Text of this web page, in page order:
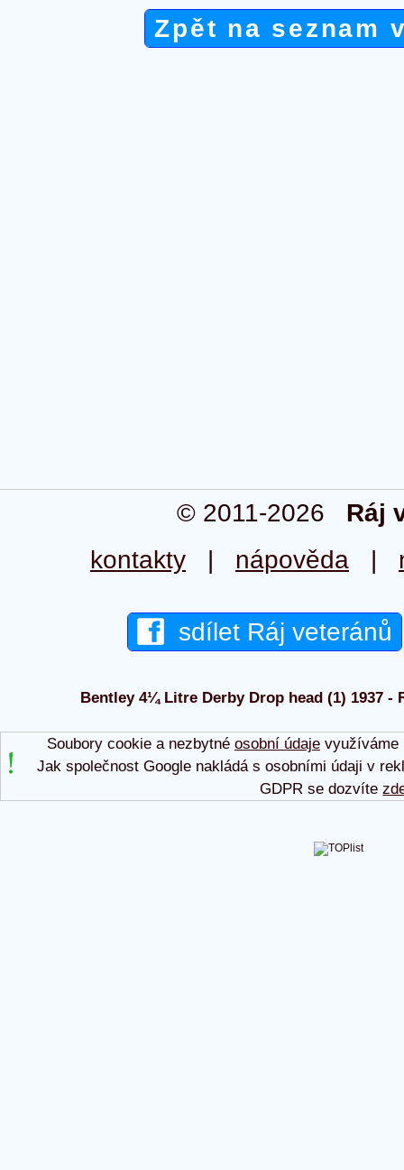
Zpět na seznam
© 2011-2026 Ráj
kontakty | nápověda |
sdílet Ráj veteránů
Bentley 4¼ Litre Derby Drop head (1) 1937 -
Soubory cookie a nezbytné osobní údajevyužíváme
Jak společnost Google nakládá s osobními údaji v
GDPR se dozvíte